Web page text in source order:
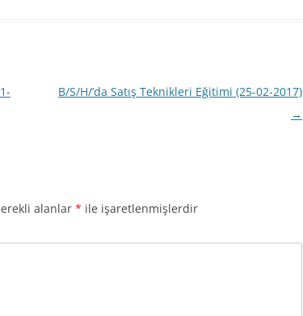
B/S/H/’da Satış Teknikleri Eğitimi (25-02-2017)
→
alanlar * ile işaretlenmişlerdir